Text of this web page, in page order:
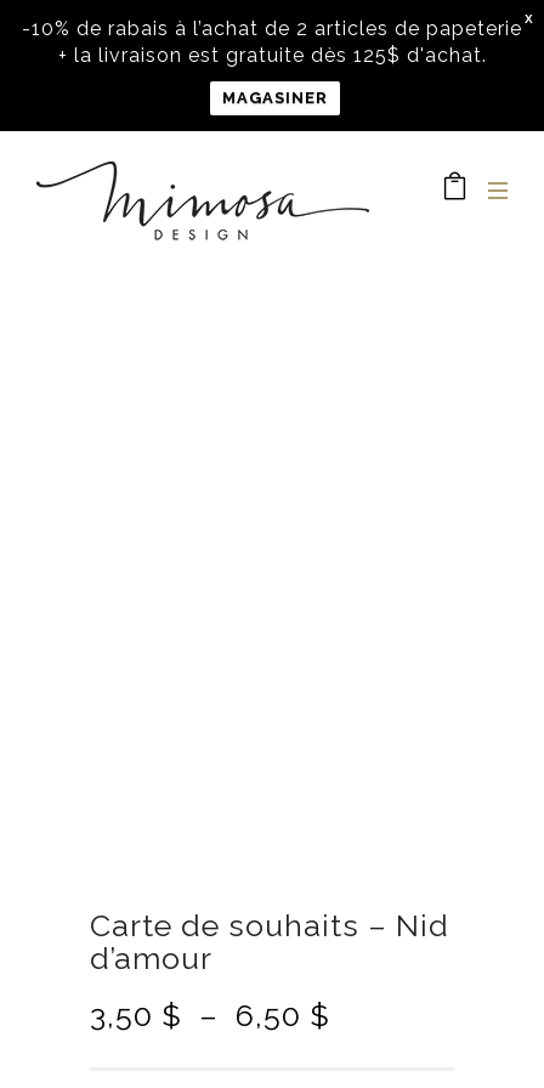
X
-10% de rabais à l’achat de 2 articles de papeterie
+ la livraison est gratuite dès 125$ d'achat.
MAGASINER
Carte de souhaits – Nid
d’amour
3,50 $ – 6,50 $